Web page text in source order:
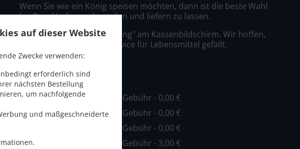
auf dieser Website
Zwecke verwenden:
erforderlich sind
nächsten Bestellung
um nachfolgende
und maßgeschneiderte
Wenn Sie wie ein König speisen möchten, dann ist die beste Wahl
bei Royal Indigo zu bestellen und liefern zu lassen.
Wählen Sie einfach "Lieferung" am Kassenbildschirm. Wir hoffen,
dass Ihnen unser Lieferservice für Lebensmittel gefällt.
Liefergebühr
Zone 1, Mind. - 15,00 €, Gebühr - 0,00 €
Zone 2, Mind. - 20,00 €, Gebühr - 0,00 €
, Mind. - 40,00 €, Gebühr - 0,00 €
Zone 4
, Mind. - 40,00 €, Gebühr - 3,00 €